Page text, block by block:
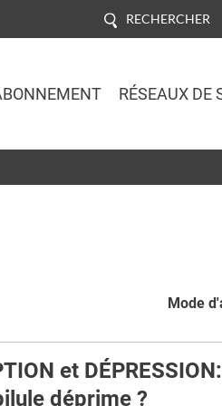
RECHERCHER
RÉSEAUX DE
Mode
et
déprime ?